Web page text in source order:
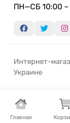
Главная
ПН—СБ 10:00 –
Интернет-
Украине